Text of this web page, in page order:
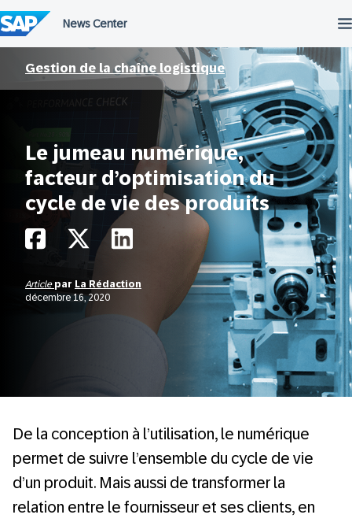
au
contenu
Gestion de la chaîne logistique
Le jumeau numérique,
facteur d’optimisation du
cycle de vie des produits
Article par La Rédaction
décembre 16, 2020
De la conception à l’utilisation, le numérique
permet de suivre l’ensemble du cycle de vie
d’un produit. Mais aussi de transformer la
relation entre le fournisseur et ses clients, en